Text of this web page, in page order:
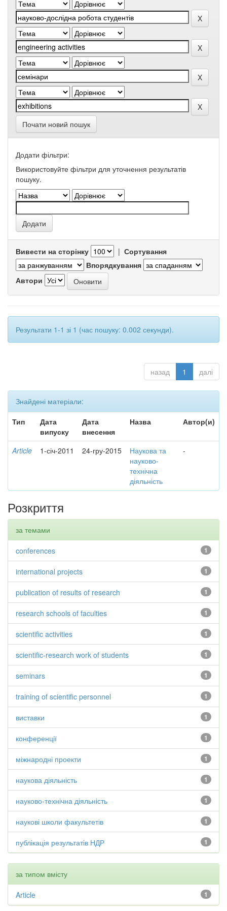
Почати новий пошук
Додати фільтри:
Використовуйте фільтри для уточнення результатів
пошуку.
Вивести на сторінку | Сортування
Впорядкування
Автори
Результати 1-1 зі 1 (час пошуку: 0.002 секунди).
назад 1 далі
Знайдені матеріали:
Тип
Дата
випуску
Дата
внесення
Назва Автор(и)
Article 1-січ-2011 24-гру-2015
Наукова та
науково-
технічна
діяльність
-
Розкриття
за темами
1
conferences
1
international projects
1
publication of results of research
1
research schools of faculties
1
scientific activities
1
scientific-research work of students
1
seminars
1
training of scientific personnel
1
виставки
1
конференції
1
міжнародні проекти
1
наукова діяльність
1
науково-технічна діяльність
1
наукові школи факультетів
1
публікація результатів НДР
за типом вмісту
1
Article